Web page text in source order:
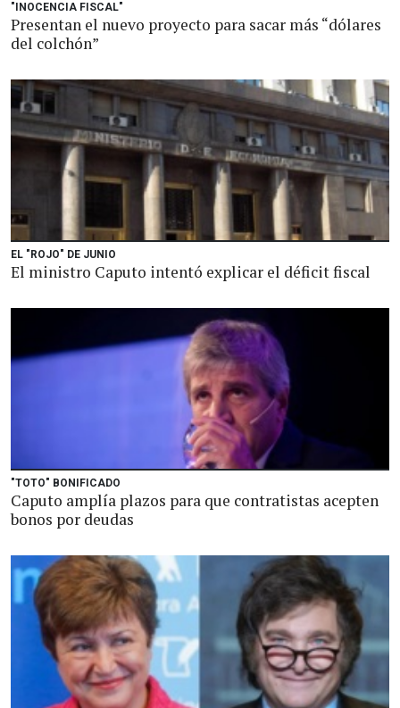
"INOCENCIA FISCAL"
Presentan el nuevo proyecto para sacar más “dólares
del colchón”
EL "ROJO" DE JUNIO
El ministro Caputo intentó explicar el déficit fiscal
"TOTO" BONIFICADO
Caputo amplía plazos para que contratistas acepten
bonos por deudas